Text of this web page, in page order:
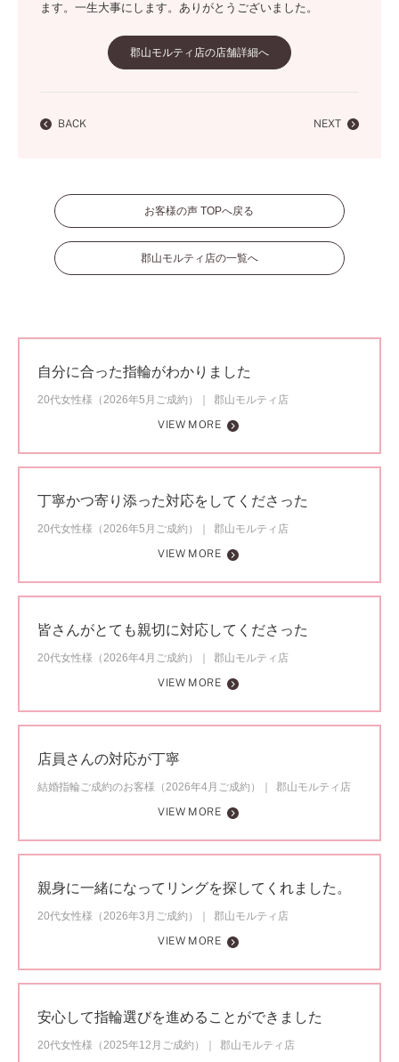
ます。一生大事にします。ありがとうございました。
郡山モルティ店の店舗詳細へ
BACK NEXT
お客様の声 TOPへ戻る
郡山モルティ店の一覧へ
自分に合った指輪がわかりました
20代女性様（2026年5月ご成約）
郡山モルティ店
VIEW MORE
丁寧かつ寄り添った対応をしてくださった
20代女性様（2026年5月ご成約）
郡山モルティ店
VIEW MORE
皆さんがとても親切に対応してくださった
20代女性様（2026年4月ご成約）
郡山モルティ店
VIEW MORE
店員さんの対応が丁寧
結婚指輪ご成約のお客様（2026年4月ご成約）
郡山モルティ店
VIEW MORE
親身に一緒になってリングを探してくれました。
20代女性様（2026年3月ご成約）
郡山モルティ店
VIEW MORE
安心して指輪選びを進めることができました
20代女性様（2025年12月ご成約） 郡山モルティ店